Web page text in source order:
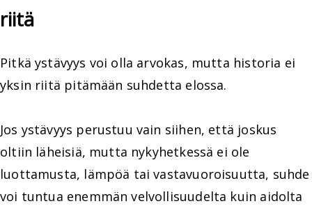
riitä
Pitkä ystävyys voi olla arvokas, mutta historia ei
yksin riitä pitämään suhdetta elossa.
Jos ystävyys perustuu vain siihen, että joskus
oltiin läheisiä, mutta nykyhetkessä ei ole
luottamusta, lämpöä tai vastavuoroisuutta, suhde
voi tuntua enemmän velvollisuudelta kuin aidolta